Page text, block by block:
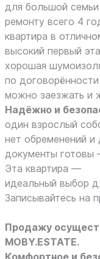
для большой
ремонту всего 4
квартира в
высокий первый
хорошая
по
можно заезжать и
Надёжно и
один взрослый
нет обременений и
документы готовы
Эта квартира —
идеальный выбор
Записывайтесь на
Продажу
MOBY.ESTATE.
Комфортное и